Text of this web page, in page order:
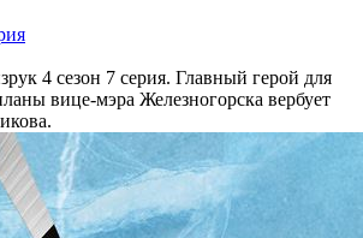
4 сезон 7 серия. Главный герой для
вице-мэра Железногорска вербует